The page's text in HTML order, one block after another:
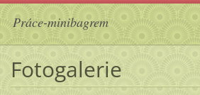
Práce-minibagrem
Fotogalerie